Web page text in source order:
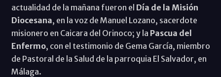
actualidad de la mañana fueron el Día de la Misión
Diocesana, en la voz de Manuel Lozano, sacerdote
misionero en Caicara del Orinoco; y la Pascua del
Enfermo, con el testimonio de Gema García, miembro
de Pastoral de la Salud de la parroquia El Salvador, en
Málaga.